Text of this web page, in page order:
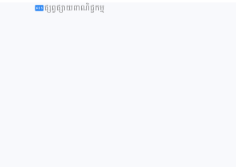
ផ្សព្វផ្សាយពាណិជ្ជកម្ម